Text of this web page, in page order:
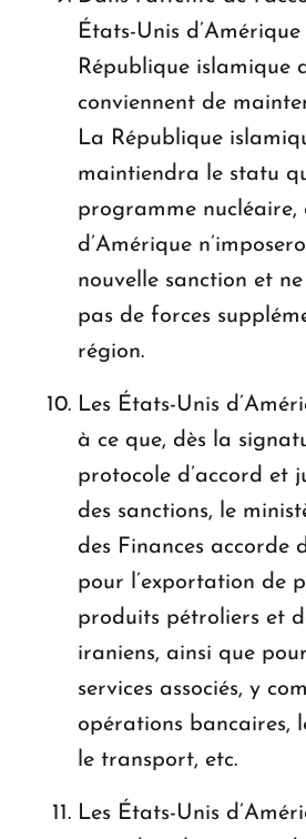
États-Unis
République islamique
conviennent de
La République
maintiendra le statu
programme nucléaire,
d’Amérique
nouvelle sanction et
pas de forces
région.
Les États-Unis
à ce que, dès la
protocole d’accord et
des sanctions, le
des Finances accorde
pour l’exportation de
produits pétroliers et
iraniens, ainsi que
services associés, y
opérations bancaires,
le transport, etc.
Les États-Unis